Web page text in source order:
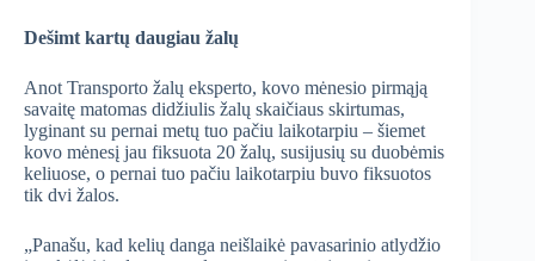
Dešimt kartų daugiau žalų
Anot Transporto žalų eksperto, kovo mėnesio pirmąją
savaitę matomas didžiulis žalų skaičiaus skirtumas,
lyginant su pernai metų tuo pačiu laikotarpiu – šiemet
kovo mėnesį jau fiksuota 20 žalų, susijusių su duobėmis
keliuose, o pernai tuo pačiu laikotarpiu buvo fiksuotos
tik dvi žalos.
„Panašu, kad kelių danga neišlaikė pavasarinio atlydžio